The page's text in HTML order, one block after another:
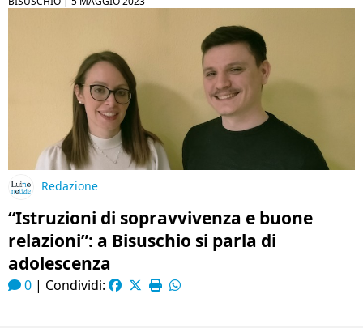
Redazione
“Istruzioni di sopravvivenza e buone
relazioni”: a Bisuschio si parla di
adolescenza
0 | Condividi: